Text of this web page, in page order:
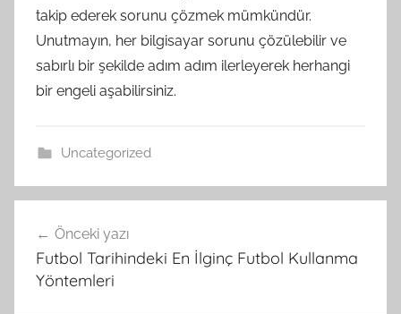
takip ederek sorunu çözmek mümkündür.
Unutmayın, her bilgisayar sorunu çözülebilir ve
sabırlı bir şekilde adım adım ilerleyerek herhangi
bir engeli aşabilirsiniz.
Uncategorized
gezinmesi
Önceki yazı
Futbol Tarihindeki En İlginç Futbol Kullanma
Yöntemleri